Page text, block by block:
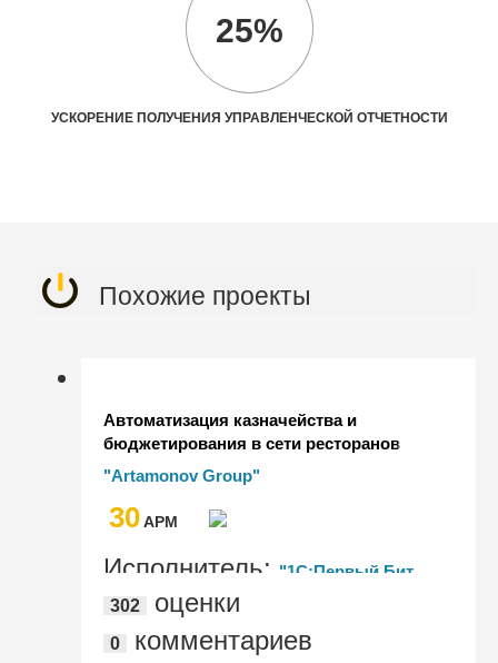
25%
УСКОРЕНИЕ ПОЛУЧЕНИЯ УПРАВЛЕНЧЕСКОЙ ОТЧЕТНОСТИ
Похожие проекты
Автоматизация казначейства и
бюджетирования в сети ресторанов
"Домашняя Италия" и "Novillero" на
базе решения "БИТ.Финанс" для
"1С:Бухгалтерия 8 КОРП"
"Artamonov Group"
30AРМ
Исполнитель: "1C:Первый Бит,
Нижний Новгород, пл. Минина"
302 оценки
0 комментариев